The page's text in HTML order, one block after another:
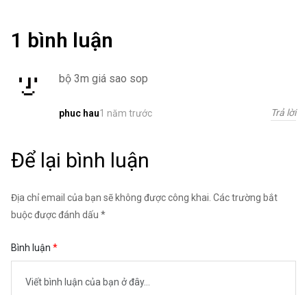
1 bình luận
bộ 3m giá sao sop
phuc hau1 năm trước Trả lời
Để lại bình luận
Địa chỉ email của bạn sẽ không được công khai. Các trường bắt
buộc được đánh dấu *
Bình luận